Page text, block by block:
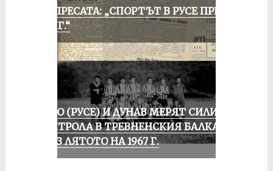
ОТ ПРЕСАТА: „СПОРТЪТ В РУСЕ ПРЕЗ
1935 Г.“
ЛОКО (РУСЕ) И ДУНАВ МЕРЯТ СИЛИ В
КОНТРОЛА В ТРЕВНЕНСКИЯ БАЛКАН
ПРЕЗ ЛЯТОТО НА 1967 Г.